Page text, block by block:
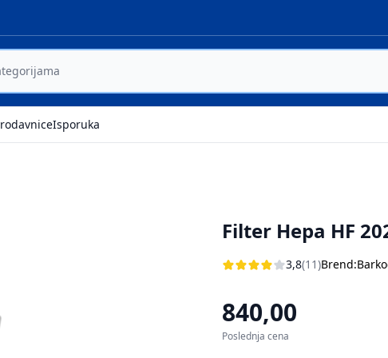
Isporuka
Filter Hepa HF
3,8(11)Brend:
840,00
Poslednja cena